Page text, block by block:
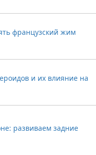
французский жим
и их влияние на
развиваем задние